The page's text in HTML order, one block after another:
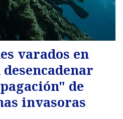
varados en
de
invasoras